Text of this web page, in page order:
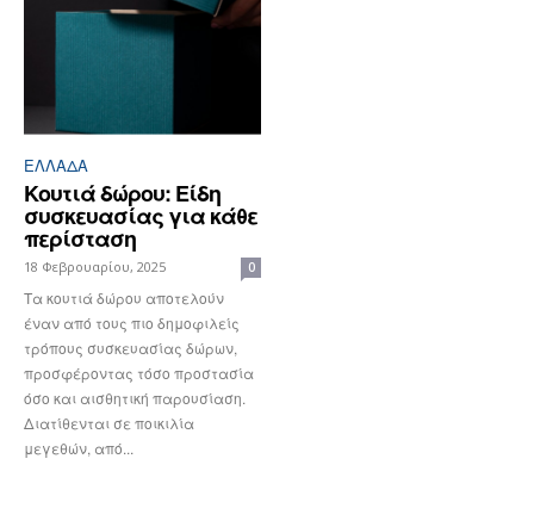
ΕΛΛΆΔΑ
Κουτιά δώρου: Είδη
συσκευασίας για κάθε
περίσταση
18 Φεβρουαρίου, 2025 0
Τα κουτιά δώρου αποτελούν
έναν από τους πιο δημοφιλείς
τρόπους συσκευασίας δώρων,
προσφέροντας τόσο προστασία
όσο και αισθητική παρουσίαση.
Διατίθενται σε ποικιλία
μεγεθών, από...